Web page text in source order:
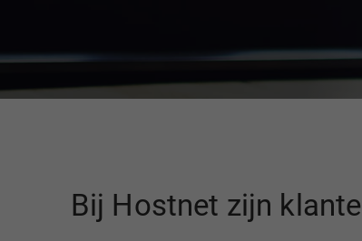
Bij Hostnet zijn